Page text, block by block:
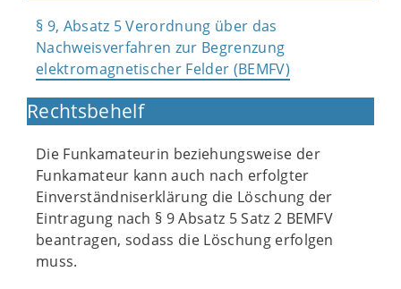
§ 9, Absatz 5 Verordnung über das
Nachweisverfahren zur Begrenzung
elektromagnetischer Felder (BEMFV)
Rechtsbehelf
Die Funkamateurin beziehungsweise der
Funkamateur kann auch nach erfolgter
Einverständniserklärung die Löschung der
Eintragung nach § 9 Absatz 5 Satz 2 BEMFV
beantragen, sodass die Löschung erfolgen
muss.